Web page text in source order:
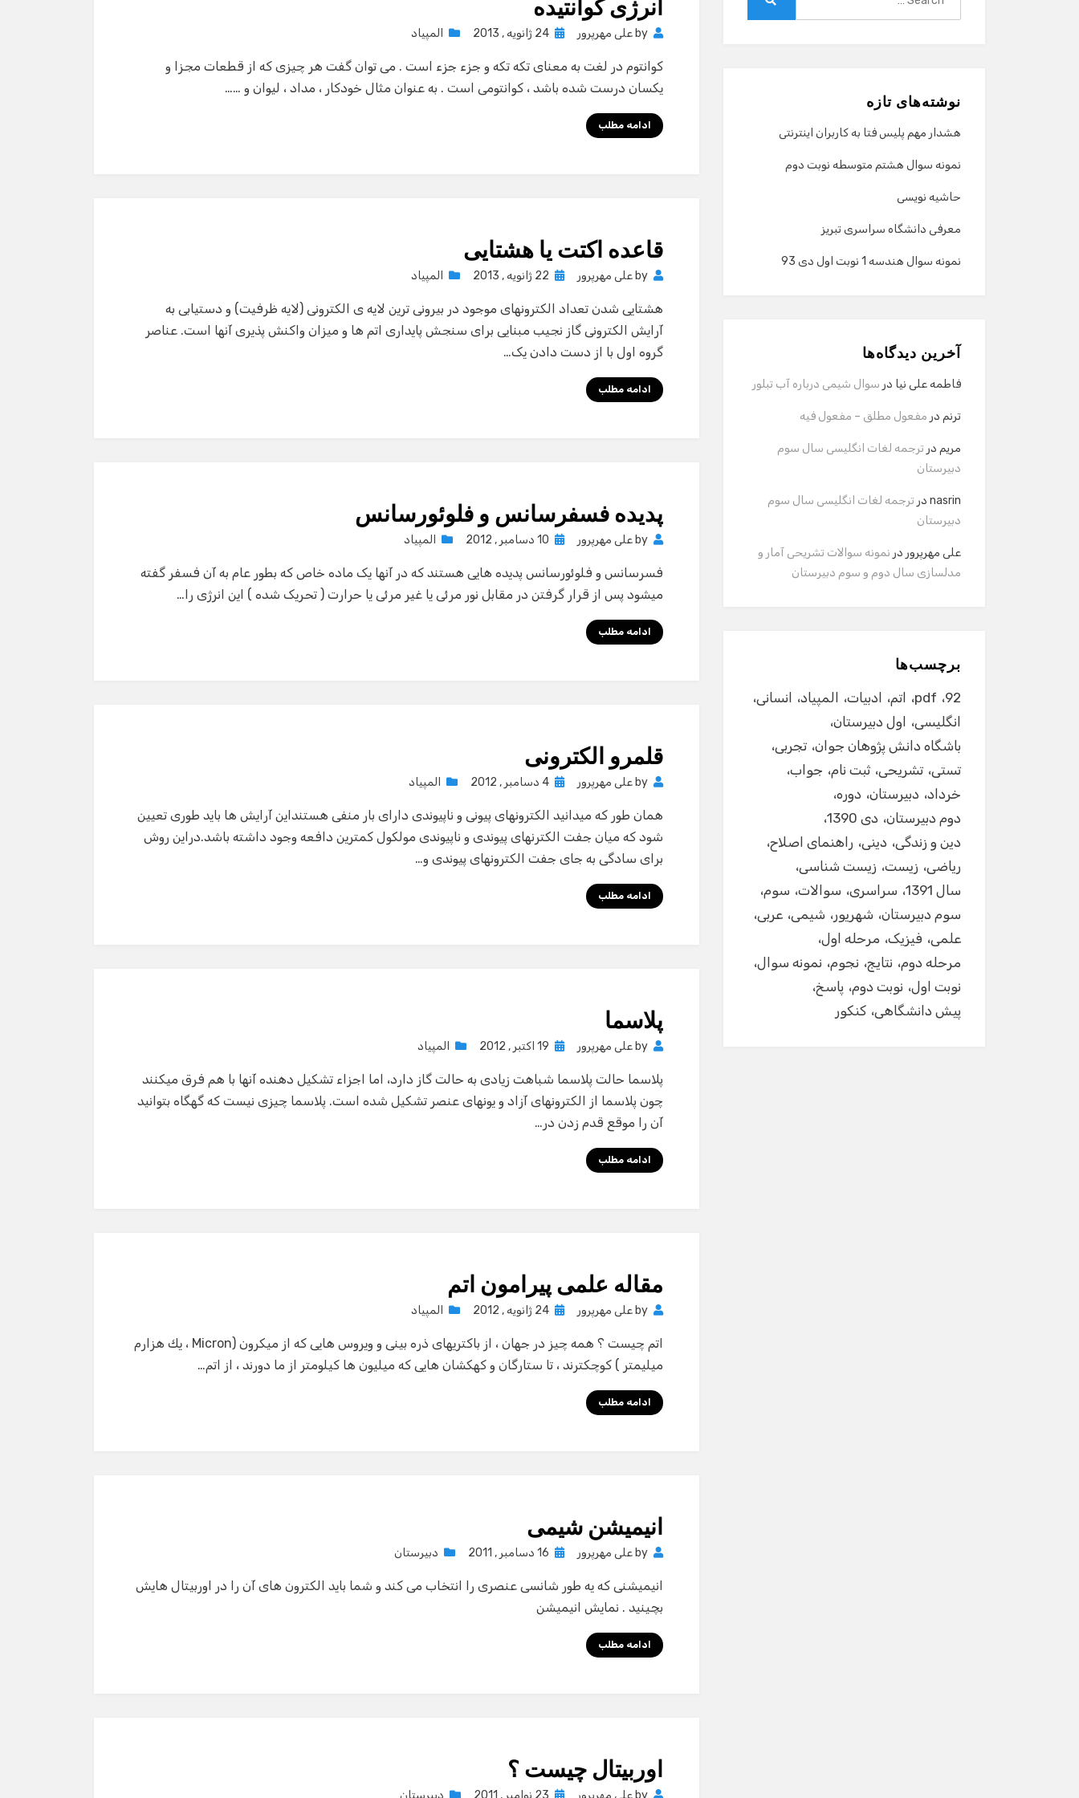
انرژی کوانتیده
by علی مهرپرور
Posted
24 ژانویه , 2013 المپیاد
کوانتوم در لغت به معنای تکه تکه و جزء جزء است . می توان گفت هر چیزی که از قطعات مجزا و
یکسان درست شده باشد ، کوانتومی است . به عنوان مثال خودکار ، مداد ، لیوان و ……
ادامه مطلب
قاعده اکتت یا هشتایی
by علی مهرپرور
Posted
22 ژانویه , 2013 المپیاد
هشتایی شدن تعداد الکترونهای موجود در بیرونی ترین لایه ی الکترونی (لایه ظرفیت) و دستیابی به
آرایش الکترونی گاز نجیب مبنایی برای سنجش پایداری اتم ها و میزان واکنش پذیری آنها است. عناصر
گروه اول با از دست دادن یک…
ادامه مطلب
پدیده فسفرسانس و فلوئورسانس
by علی مهرپرور
Posted
10 دسامبر , 2012 المپیاد
فسرسانس و فلوئورسانس پدیده هایی هستند که در آنها یک ماده خاص که بطور عام به آن فسفر گفته
میشود پس از قرار گرفتن در مقابل نور مرئی یا غیر مرئی یا حرارت ( تحریک شده ) این انرژی را…
ادامه مطلب
قلمرو الکترونی
by علی مهرپرور
Posted
4 دسامبر , 2012 المپیاد
همان طور که میدانید الکترونهای پیونی و ناپیوندی دارای بار منفی هستنداین آرایش ها باید طوری تعیین
شود که میان جفت الکترنهای پیوندی و ناپیوندی مولکول کمترین دافعه وجود داشته باشد.دراین روش
برای سادگی به جای جفت الکترونهای پیوندی و…
ادامه مطلب
پلاسما
by علی مهرپرور
Posted
19 اکتبر , 2012 المپیاد
پلاسما حالت پلاسما شباهت زیادی به حالت گاز دارد، اما اجزاء تشکیل دهنده آنها با هم فرق میکنند
چون پلاسما از الکترونهای آزاد و یونهای عنصر تشکیل شده است. پلاسما چیزی نیست که گهگاه بتوانید
آن را موقع قدم زدن در…
ادامه مطلب
مقاله علمی پیرامون اتم
by علی مهرپرور
Posted
24 ژانویه , 2012 المپیاد
اتم چیست ؟ همه چیز در جهان ، از باكتریهای ذره بینی و ویروس هایی كه از میكرون (Micron ، یك هزارم
میلیمتر ) كوچكترند ، تا ستارگان و كهكشان هایی كه میلیون ها كیلومتر از ما دورند ، از اتم…
ادامه مطلب
انیمیشن شیمی
by علی مهرپرور
Posted
16 دسامبر , 2011 دبیرستان
انیمیشنی که یه طور شانسی عنصری را انتخاب می کند و شما باید الکترون های آن را در اوربیتال هایش
بچینید . نمایش انیمیشن
ادامه مطلب
اوربیتال چیست ؟
by علی مهرپرور Posted
23 نوامبر , 2011 دبیرستان
نوشته‌های تازه
هشدار مهم پلیس فتا به کاربران اینترنتی
نمونه سوال هشتم متوسطه نوبت دوم
حاشیه نویسی
معرفی دانشگاه سراسری تبریز
نمونه سوال هندسه 1 نوبت اول دی 93
آخرین دیدگاه‌ها
فاطمه علی نیا در سوال شیمی درباره آب تبلور
ترنم در مفعول مطلق – مفعول فیه
مریم در ترجمه لغات انگلیسی سال سوم
دبیرستان
nasrin در ترجمه لغات انگلیسی سال سوم
دبیرستان
علی مهرپرور در نمونه سوالات تشریحی آمار و
مدلسازی سال دوم و سوم دبیرستان
برچسب‌ها
92
pdf اتم ادبیات المپیاد
انسانی
انگلیسی
اول دبیرستان
باشگاه دانش پژوهان جوان تجربی
تستی تشریحی ثبت نام جواب
خرداد دبیرستان دوره
دوم دبیرستان دی 1390
دین و زندگی دینی راهنمای اصلاح
ریاضی زیست زیست شناسی
سال 1391
سراسری سوالات سوم
سوم دبیرستان شهریور شیمی عربی
علمی فیزیک مرحله اول
مرحله دوم نتایج نجوم نمونه سوال
نوبت اول نوبت دوم پاسخ
پیش دانشگاهی کنکور